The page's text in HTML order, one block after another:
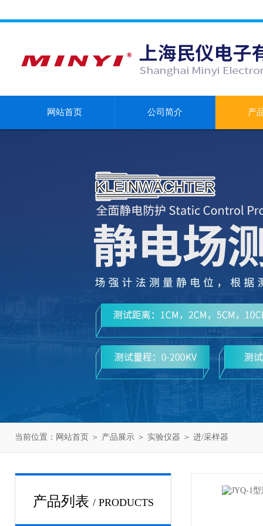
网站首页 公司简介 产
当前位置： 网站首页 ＞ 产品展示 ＞ 实验仪器 ＞ 进/采样器
产品列表 / PRODUCTS